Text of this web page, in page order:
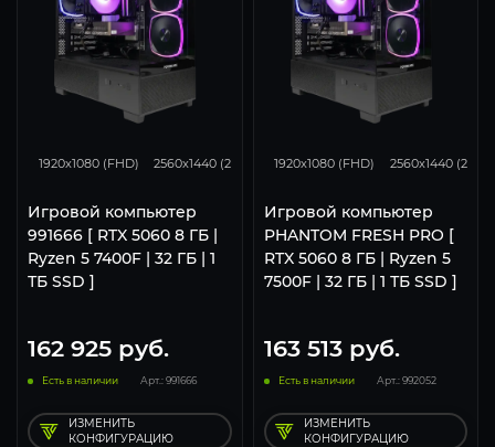
1920x1080 (FHD) 2560x1440 (2K) 3840x2160 (4K)
Игровой компьютер
991666 [ RTX 5060 8 ГБ |
Ryzen 5 7400F | 32 ГБ | 1
ТБ SSD ]
162 925 руб.
Есть в наличии Арт.: 991666
ИЗМЕНИТЬ
КОНФИГУРАЦИЮ
1920x1080 (FHD) 2560x1440 (2K)
Игровой компьютер
PHANTOM FRESH PRO [
RTX 5060 8 ГБ | Ryzen 5
7500F | 32 ГБ | 1 ТБ SSD ]
163 513руб.
Есть в наличии Арт.: 992052
ИЗМЕНИТЬ
КОНФИГУРАЦИЮ